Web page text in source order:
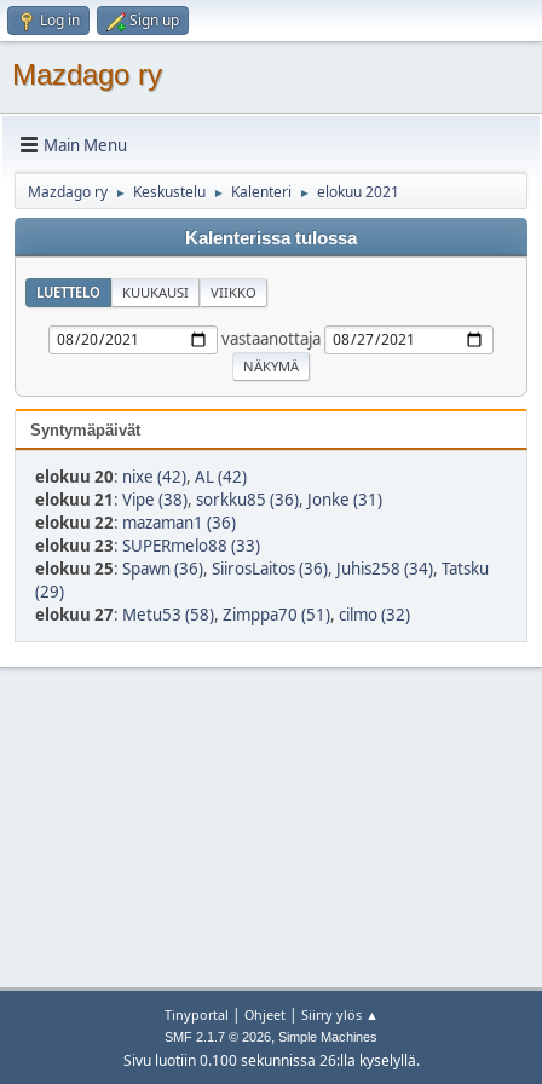
Log in Sign up
Mazdago ry
Main Menu
Mazdago ry ► Keskustelu ► Kalenteri ► elokuu 2021
Kalenterissa tulossa
LUETTELO KUUKAUSI VIIKKO
vastaanottaja
Syntymäpäivät
elokuu 20: nixe (42), AL (42)
elokuu 21: Vipe (38), sorkku85 (36), Jonke (31)
elokuu 22: mazaman1 (36)
elokuu 23: SUPERmelo88 (33)
elokuu 25: Spawn (36), SiirosLaitos (36), Juhis258 (34), Tatsku
(29)
elokuu 27: Metu53 (58), Zimppa70 (51), cilmo (32)
Tinyportal | Ohjeet| Siirry ylös ▲
SMF 2.1.7 © 2026, Simple Machines
Sivu luotiin 0.100 sekunnissa 26:lla kyselyllä.